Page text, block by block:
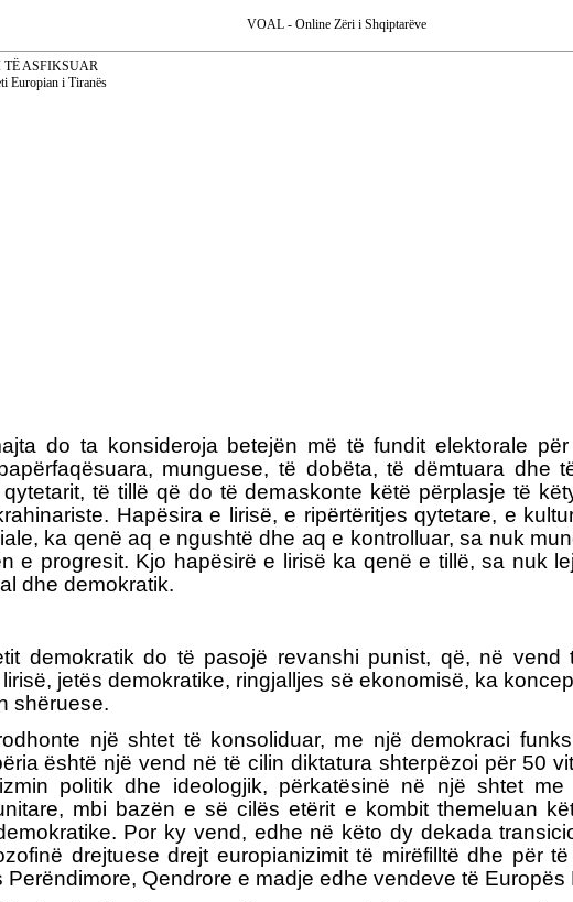
VOAL - Online Zëri i Shqiptarëve
TË ASFIKSUAR
Europian i Tiranës
do ta konsideroja betejën më të fundit elektorale
munguese, të dobëta, të dëmtuara
të tillë që do të demaskonte këtë përplasje të
Hapësira e lirisë, e ripërtëritjes qytetare, e
ka qenë aq e ngushtë dhe aq e kontrolluar, sa nuk
e progresit. Kjo hapësirë e lirisë ka qenë e tillë, sa nuk
dhe demokratik.
demokratik do të pasojë revanshi punist, që, në vend
jetës demokratike, ringjalljes së ekonomisë, ka
shëruese.
një shtet të konsoliduar, me një demokraci
është një vend në të cilin diktatura shterpëzoi për 50
politik dhe ideologjik, përkatësinë në një shtet
mbi bazën e së cilës etërit e kombit themeluan
Por ky vend, edhe në këto dy dekada
drejtuese drejt europianizimit të mirëfilltë dhe për
Qendrore e madje edhe vendeve të